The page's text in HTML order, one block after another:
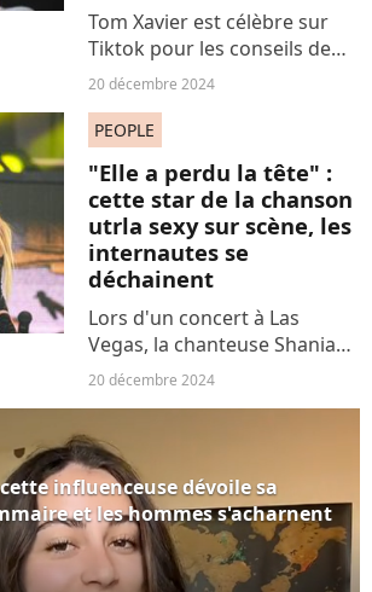
Tom Xavier est célèbre sur
Tiktok pour les conseils de
séduction qu'ils délivrent aux
qu'ils sont non seulement
mauvais mais surtout
emprunts de misogynie.
20 décembre 2024
PEOPLE
"Elle a perdu la tête" :
cette star de la chanson
utrla sexy sur scène, les
internautes se
déchainent
Lors d'un concert à Las
Vegas, la chanteuse Shania
Twain a délivré une
sur des talons à plateforme.
Une tenue jugée
inappropriée...
20 décembre 2024
influenceuse dévoile sa
et les hommes s'acharnent